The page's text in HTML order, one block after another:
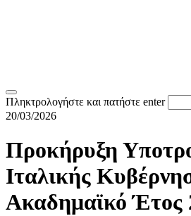
Πληκτρολογήστε και πατήστε enter
20/03/2026
Προκήρυξη
Ιταλικής
Ακαδημαϊκό Έτος